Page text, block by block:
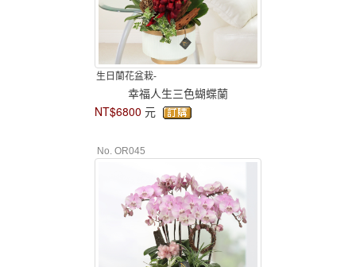
生日蘭花盆栽-
幸福人生三色蝴蝶蘭
NT$6800 元
No. OR045